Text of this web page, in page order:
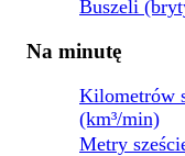
Buszeli
Na minutę
Kilometrów
(km³/min)
Metry